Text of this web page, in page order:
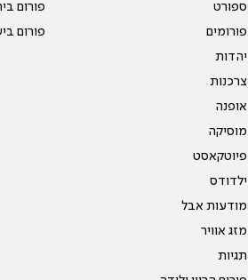
ספורט
פורומים
יהדות
צרכנות
אופנה
מוסיקה
פיוטקאסט
ילדודס
מודעות אבל
מזג אוויר
תגיות
פורום
פורום